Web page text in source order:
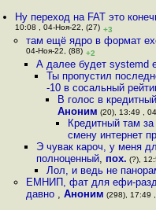
Ну переход на FAT это
10:08 , 04-Ноя-22, (27) +3
там ещё ядро в формат
04-Ноя-22, (88) +2
А далее будет systemd
Ты пропустил
-10 в сосальный
В голос в
Аноним (20), 13:49 ,
Кредитный там
смену интернет
Э чувак кароч, у меня
полноценный, пох. (?),
Лол, и ведь не
ЕМНИП, фат для ефи-
давно , Аноним (298), 17:49